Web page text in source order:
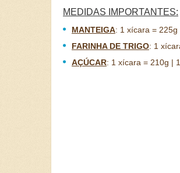
MEDIDAS IMPORTANTES:
MANTEIGA: 1 xícara =
FARINHA DE TRIGO: 1
AÇÚCAR: 1 xícara = 210g |